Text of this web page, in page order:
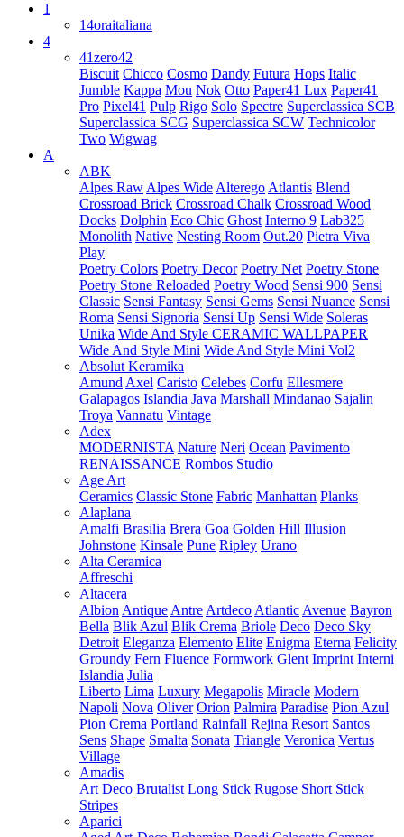
1
14oraitaliana
4
41zero42
Biscuit Chicco Cosmo Dandy Futura Hops Italic
Jumble Kappa Mou Nok Otto Paper41 Lux Paper41
Pro Pixel41 Pulp Rigo Solo Spectre Superclassica SCB
Superclassica SCG Superclassica SCW Technicolor
Two Wigwag
A
ABK
Alpes Raw Alpes Wide Alterego Atlantis Blend
Crossroad Brick Crossroad Chalk Crossroad Wood
Docks Dolphin Eco Chic Ghost Interno 9 Lab325
Monolith Native Nesting Room Out.20 Pietra Viva
Play
Poetry Colors Poetry Decor Poetry Net Poetry Stone
Poetry Stone Reloaded Poetry Wood Sensi 900 Sensi
Classic Sensi Fantasy Sensi Gems Sensi Nuance Sensi
Roma Sensi Signoria Sensi Up Sensi Wide Soleras
Unika Wide And Style CERAMIC WALLPAPER
Wide And Style Mini Wide And Style Mini Vol2
Absolut Keramika
Amund Axel Caristo Celebes Corfu Ellesmere
Galapagos Islandia Java Marshall Mindanao Sajalin
Troya Vannatu Vintage
Adex
MODERNISTA Nature Neri Ocean Pavimento
RENAISSANCE Rombos Studio
Age Art
Ceramics Classic Stone Fabric Manhattan Planks
Alaplana
Amalfi Brasilia Brera Goa Golden Hill Illusion
Johnstone Kinsale Pune Ripley Urano
Alta Ceramica
Affreschi
Altacera
Albion Antique Antre Artdeco Atlantic Avenue Bayron
Bella Blik Azul Blik Crema Briole Deco Deco Sky
Detroit Eleganza Elemento Elite Enigma Eterna Felicity
Groundy Fern Fluence Formwork Glent Imprint Interni
Islandia Julia
Liberto Lima Luxury Megapolis Miracle Modern
Napoli Nova Oliver Orion Palmira Paradise Pion Azul
Pion Crema Portland Rainfall Rejina Resort Santos
Sens Shape Smalta Sonata Triangle Veronica Vertus
Village
Amadis
Art Deco Brutalist Long Stick Rugose Short Stick
Stripes
Aparici